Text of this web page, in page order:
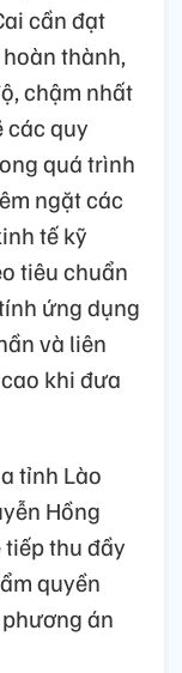
cần đạt
thành,
chậm nhất
các quy
quá trình
ngặt các
tế kỹ
tiêu chuẩn
ứng dụng
và liên
khi đưa
tỉnh Lào
Hồng
thu đầy
quyền
án